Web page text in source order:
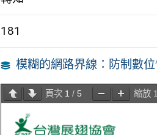
181
模糊的網路界線：防制數
頁次 1 / 5 縮放